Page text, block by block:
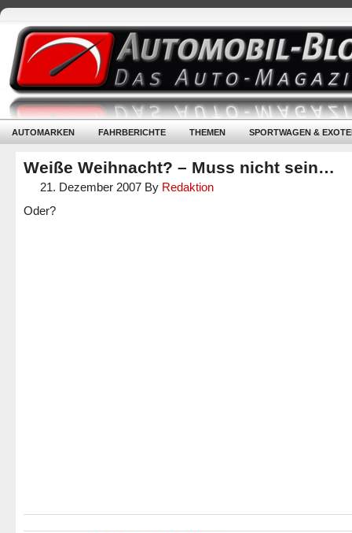
AUTOMARKEN FAHRBERICHTE THEMEN SPORTWAGEN &
Weiße Weihnacht? – Muss nicht sein…
21. Dezember 2007 By Redaktion
Oder?